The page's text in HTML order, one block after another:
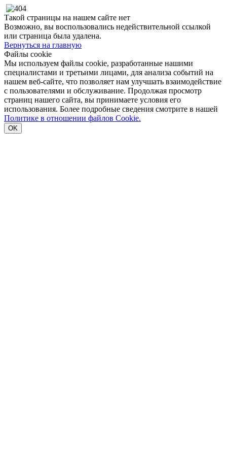
Такой страницы на нашем сайте нет
Возможно, вы воспользовались недействительной ссылкой
или страница была удалена.
Вернуться на главную
Файлы cookie
Мы используем файлы cookie, разработанные нашими
специалистами и третьими лицами, для анализа событий на
нашем веб-сайте, что позволяет нам улучшать взаимодействие
с пользователями и обслуживание. Продолжая просмотр
страниц нашего сайта, вы принимаете условия его
использования. Более подробные сведения смотрите в нашей
Политике в отношении файлов Cookie.
OK